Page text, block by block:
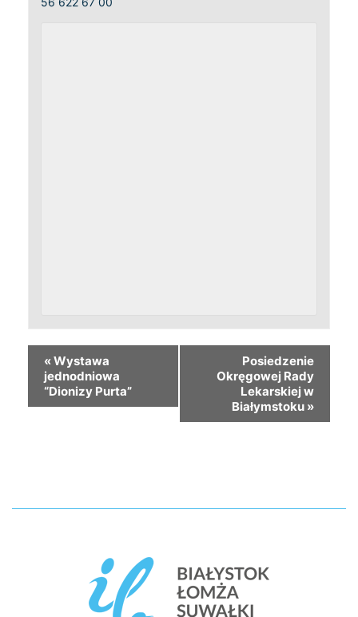
«Wystawa
jednodniowa
“Dionizy Purta”
Posiedzenie
Okręgowej Rady
Lekarskiej w
Białymstoku »